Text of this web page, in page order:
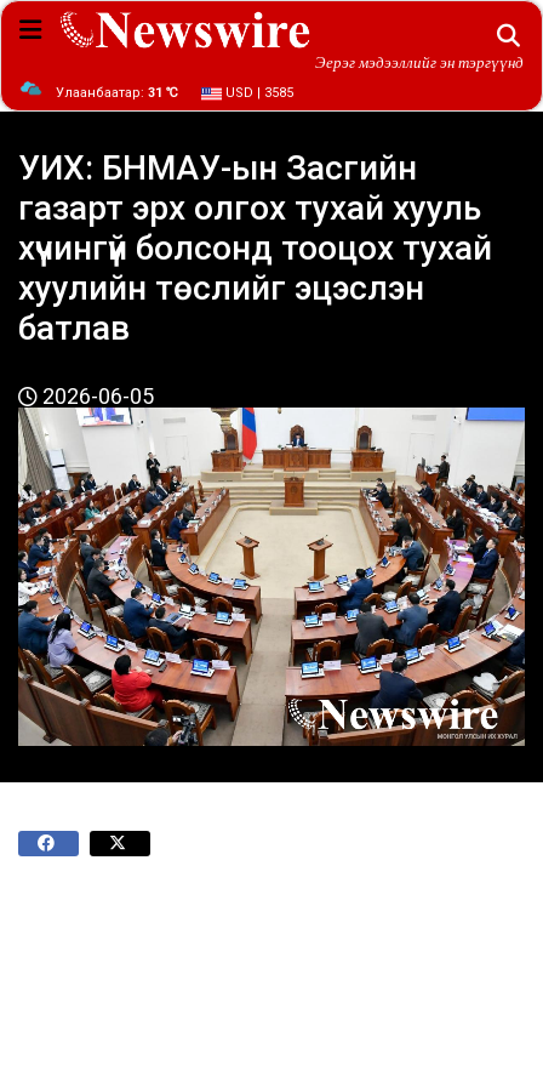
Эерэг мэдээллийг эн тэргүүнд
Улаанбаатар: 31 ℃ USD | 3585
УИХ: БНМАУ-ын Засгийн
газарт эрх олгох тухай хууль
хүчингүй болсонд тооцох тухай
хуулийн төслийг эцэслэн
батлав
2026-06-05